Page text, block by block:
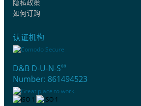
隐私政策
如何订购
认证机构
D&B D-U-N-S®
Number: 861494523